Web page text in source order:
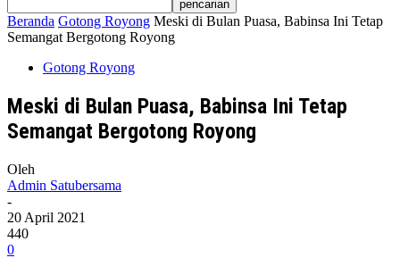
Beranda Gotong Royong Meski di Bulan Puasa, Babinsa Ini Tetap
Semangat Bergotong Royong
Gotong Royong
Meski di Bulan Puasa, Babinsa Ini Tetap
Semangat Bergotong Royong
Oleh
Admin Satubersama
-
20 April 2021
440
0